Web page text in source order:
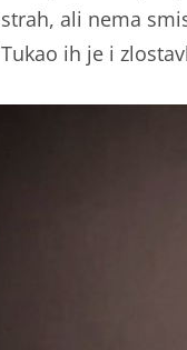
strah, ali nema
Tukao ih je i